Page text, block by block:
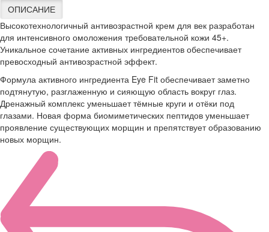
ОПИСАНИЕ
Высокотехнологичный антивозрастной крем для век разработан
для интенсивного омоложения требовательной кожи 45+.
Уникальное сочетание активных ингредиентов обеспечивает
превосходный антивозрастной эффект.
Формула активного ингредиента Eye Fit обеспечивает заметно
подтянутую, разглаженную и сияющую область вокруг глаз.
Дренажный комплекс уменьшает тёмные круги и отёки под
глазами. Новая форма биомиметических пептидов уменьшает
проявление существующих морщин и препятствует образованию
новых морщин.